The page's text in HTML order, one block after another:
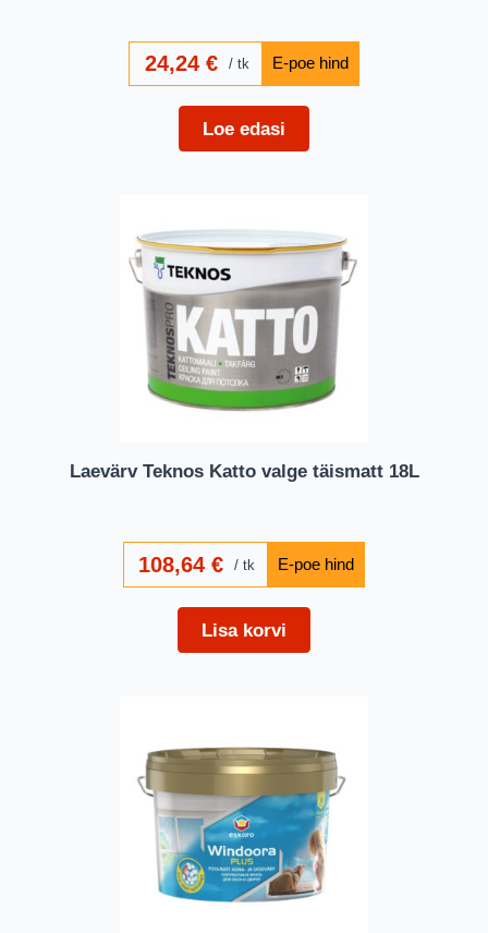
24,24 € tk
Loe edasi
Laevärv Teknos Katto valge täismatt 18L
108,64€ tk
Lisa korvi